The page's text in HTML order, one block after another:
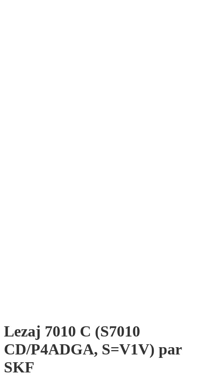
Lezaj 7010 C (S7010
CD/P4ADGA, S=V1V) par
SKF